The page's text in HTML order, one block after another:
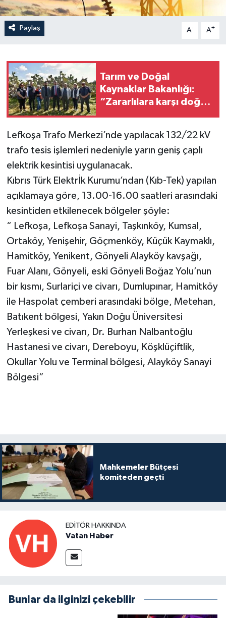
Paylaş A- A+
Tarım ve Doğal
Kaynaklar Bakanlığı:
“Zararlılara karşı doğal
Lefkoşa Trafo Merkezi’nde yapılacak 132/22 kV
trafo tesis işlemleri nedeniyle yarın geniş çaplı
elektrik kesintisi uygulanacak.
Kıbrıs Türk Elektrİk Kurumu’ndan (Kıb-Tek) yapılan
açıklamaya göre, 13.00-16.00 saatleri arasındaki
kesintiden etkilenecek bölgeler şöyle:
“ Lefkoşa, Lefkoşa Sanayi, Taşkınköy, Kumsal,
Ortaköy, Yenişehir, Göçmenköy, Küçük Kaymaklı,
Hamitköy, Yenikent, Gönyeli Alayköy kavşağı,
Fuar Alanı, Gönyeli, eski Gönyeli Boğaz Yolu’nun
bir kısmı, Surlariçi ve civarı, Dumlupınar, Hamitköy
ile Haspolat çemberi arasındaki bölge, Metehan,
Batıkent bölgesi, Yakın Doğu Üniversitesi
Yerleşkesi ve civarı, Dr. Burhan Nalbantoğlu
Hastanesi ve civarı, Dereboyu, Köşklüçiftlik,
Okullar Yolu ve Terminal bölgesi, Alayköy Sanayi
Bölgesi”
Mahkemeler Bütçesi
komiteden geçti
EDITÖR HAKKINDA
Vatan Haber
Bunlar da ilginizi çekebilir